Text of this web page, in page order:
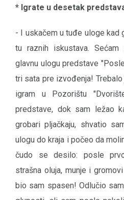
* Igrate u desetak
- I uskačem u tuđe uloge kad
tu raznih iskustava.
glavnu ulogu predstave
tri sata pre izvođenja!
igram u Pozorištu
predstave, dok sam ležao
grobari pljačkaju, shvatio
ulogu do kraja i počeo da
čudo se desilo: posle
strašna oluja, munje i
bio sam spasen! Odlučio